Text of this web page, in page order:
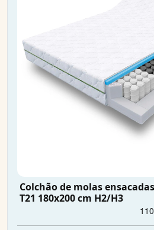
Colchão de molas
T21 180x200 cm H2/H3